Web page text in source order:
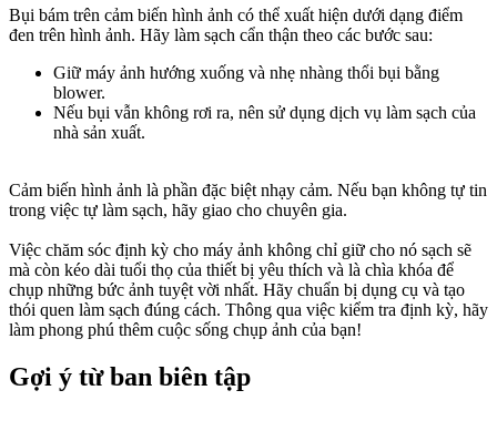
Bụi bám trên cảm biến hình ảnh có thể xuất hiện dưới dạng điểm
đen trên hình ảnh. Hãy làm sạch cẩn thận theo các bước sau:
Giữ máy ảnh hướng xuống và nhẹ nhàng thổi bụi bằng
blower.
Nếu bụi vẫn không rơi ra, nên sử dụng dịch vụ làm sạch của
nhà sản xuất.
Cảm biến hình ảnh là phần đặc biệt nhạy cảm. Nếu bạn không tự tin
trong việc tự làm sạch, hãy giao cho chuyên gia.
Việc chăm sóc định kỳ cho máy ảnh không chỉ giữ cho nó sạch sẽ
mà còn kéo dài tuổi thọ của thiết bị yêu thích và là chìa khóa để
chụp những bức ảnh tuyệt vời nhất. Hãy chuẩn bị dụng cụ và tạo
thói quen làm sạch đúng cách. Thông qua việc kiểm tra định kỳ, hãy
làm phong phú thêm cuộc sống chụp ảnh của bạn!
Gợi ý từ ban biên tập